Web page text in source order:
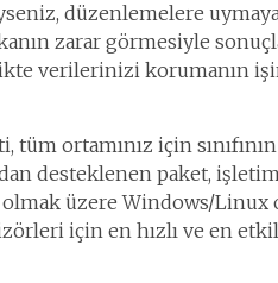
düzenlemelere
zarar görmesiyle
verilerinizi korumanın
tüm ortamınız için
desteklenen paket,
üzere Windows/Linux
için en hızlı ve en